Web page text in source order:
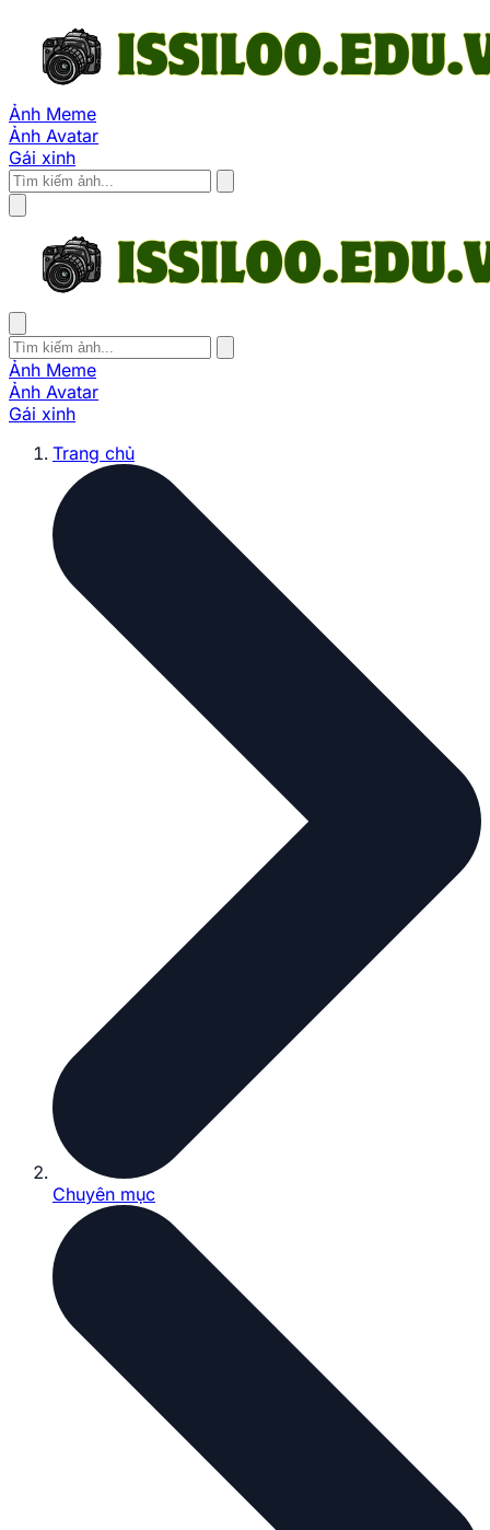
Ảnh Meme
Ảnh Avatar
Gái xinh
Ảnh Meme
Ảnh Avatar
Gái xinh
Trang chủ
Chuyên mục